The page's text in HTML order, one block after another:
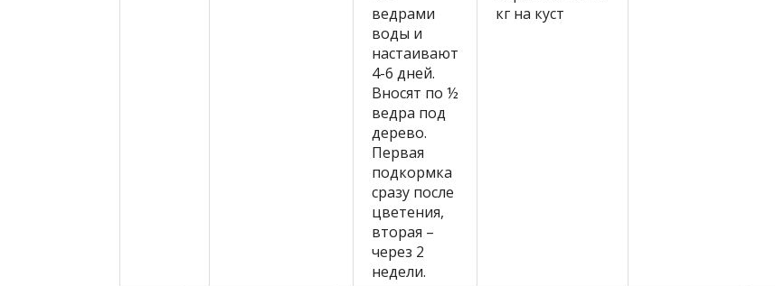
ведрами
воды и
настаивают
4-6 дней.
Вносят по ½
ведра под
дерево.
Первая
подкормка
сразу после
цветения,
вторая –
через 2
недели.
кг на куст